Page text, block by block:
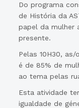
Do programa
de História da
papel da mulher
presente.
Pelas 10H30,
é de 85% de
ao tema pelas
Esta atividade
igualdade de